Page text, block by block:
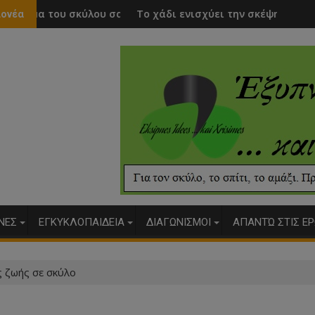
σας Το χάδι ενισχύει την σκέψη
ΕΓΚΥΚΛΟΠΑΙΔΕΙΑ ΔΙΑΓΩΝΙΣΜΟΙ ΑΠΑΝΤΏ ΣΤΙΣ
ζωής σε σκύλο